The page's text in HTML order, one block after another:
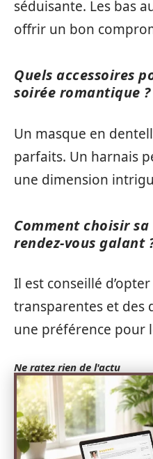
séduisante. Les bas
offrir un bon
Quels accessoires
soirée romantique ?
Un masque en
parfaits. Un harnais
une dimension
Comment choisir
rendez-vous galant
Il est conseillé
transparentes et des
une préférence pour
Ne ratez rien de l'actu